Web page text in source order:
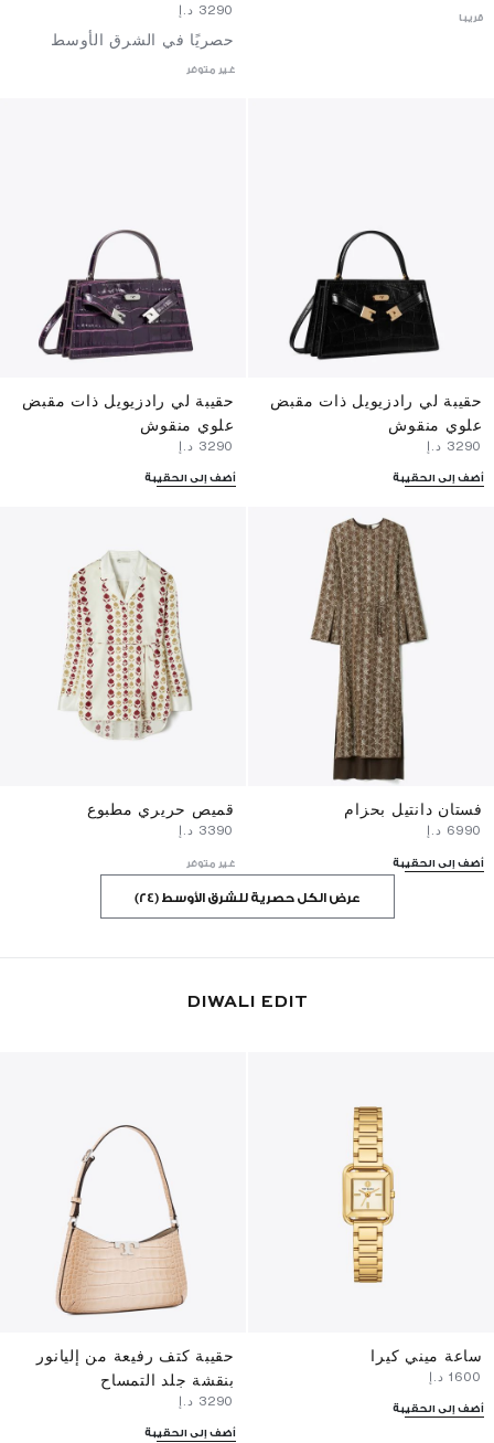
قريبا
حصريًا في الشرق الأوسط
غير متوفر
حقيبة لي رادزيويل ذات مقبض
علوي منقوش
أضف إلى الحقيبة
حقيبة لي رادزيويل ذات مقبض
علوي منقوش
أضف إلى الحقيبة
فستان دانتيل بحزام
أضف إلى الحقيبة
قميص حريري مطبوع
غير متوفر
عرض الكل حصرية للشرق الأوسط (24)
DIWALI EDIT
ساعة ميني كيرا
أضف إلى الحقيبة
حقيبة كتف رفيعة من إليانور
بنقشة جلد التمساح
أضف إلى الحقيبة